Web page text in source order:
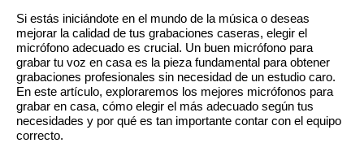
Si estás iniciándote en el mundo de la música o deseas
mejorar la calidad de tus grabaciones caseras, elegir el
micrófono adecuado es crucial. Un buen micrófono para
grabar tu voz en casa es la pieza fundamental para obtener
grabaciones profesionales sin necesidad de un estudio caro.
En este artículo, exploraremos los mejores micrófonos para
grabar en casa, cómo elegir el más adecuado según tus
necesidades y por qué es tan importante contar con el equipo
correcto.